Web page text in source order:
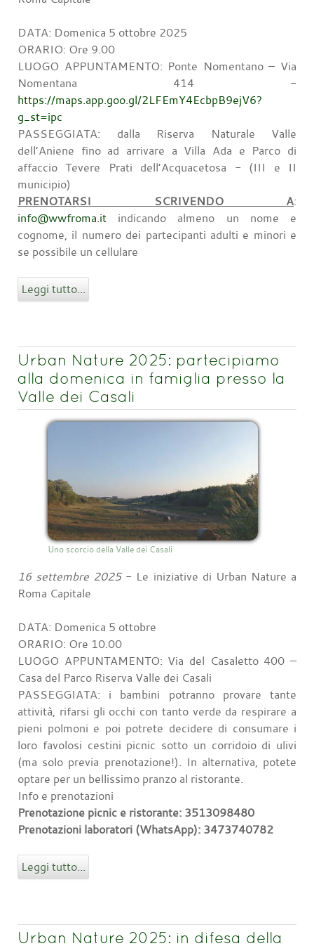
DATA: Domenica 5 ottobre 2025
ORARIO: Ore 9.00
LUOGO APPUNTAMENTO: Ponte Nomentano – Via
Nomentana 414 -
https://maps.app.goo.gl/2LFEmY4EcbpB9ejV6?
g_st=ipc
PASSEGGIATA: dalla Riserva Naturale Valle
dell’Aniene fino ad arrivare a Villa Ada e Parco di
affaccio Tevere Prati dell’Acquacetosa - (III e II
municipio)
PRENOTARSI SCRIVENDO A:
info@wwfroma.it indicando almeno un nome e
cognome, il numero dei partecipanti adulti e minori e
se possibile un cellulare
Leggi tutto...
Urban Nature 2025: partecipiamo
alla domenica in famiglia presso la
Valle dei Casali
Uno scorcio della Valle dei Casali
16 settembre 2025- Le iniziative di Urban Nature a
Roma Capitale
DATA: Domenica 5 ottobre
ORARIO: Ore 10.00
LUOGO APPUNTAMENTO: Via del Casaletto 400 –
Casa del Parco Riserva Valle dei Casali
PASSEGGIATA: i bambini potranno provare tante
attività, rifarsi gli occhi con tanto verde da respirare a
pieni polmoni e poi potrete decidere di consumare i
loro favolosi cestini picnic sotto un corridoio di ulivi
(ma solo previa prenotazione!). In alternativa, potete
optare per un bellissimo pranzo al ristorante.
Info e prenotazioni
Prenotazione picnic e ristorante: 3513098480
Prenotazioni laboratori (WhatsApp): 3473740782
Leggi tutto...
Urban Nature 2025: in difesa della